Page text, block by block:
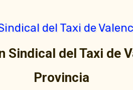
Sindical del Taxi de
Provincia